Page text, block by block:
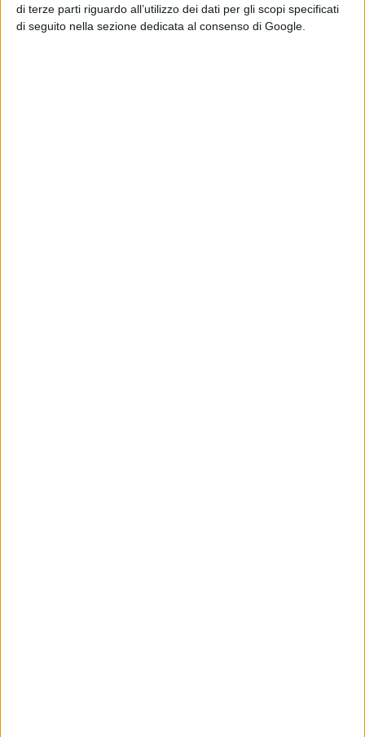
di terze parti riguardo all’utilizzo dei dati per gli scopi specificati
di seguito nella sezione dedicata al consenso di Google.